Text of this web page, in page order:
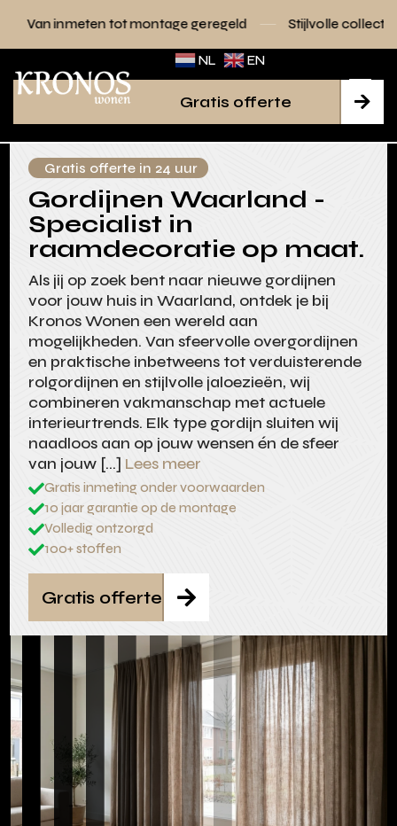
tot montage geregeld Stijlvolle collecties voor elk
NL EN

Gratis offerte
Gratis offerte in 24 uur
Gordijnen Waarland -
Specialist in
raamdecoratie op maat.
Als jij op zoek bent naar nieuwe gordijnen
voor jouw huis in Waarland, ontdek je bij
Kronos Wonen een wereld aan
mogelijkheden. Van sfeervolle overgordijnen
en praktische inbetweens tot verduisterende
rolgordijnen en stijlvolle jaloezieën, wij
combineren vakmanschap met actuele
interieurtrends. Elk type gordijn sluiten wij
naadloos aan op jouw wensen én de sfeer
van jouw […] Lees meer
Gratis inmeting onder voorwaarden
10 jaar garantie op de montage
Volledig ontzorgd
100+ stoffen

Gratis offerte